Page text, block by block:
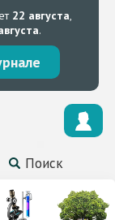
22 августа,
.
Поиск